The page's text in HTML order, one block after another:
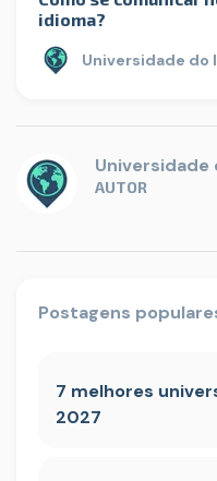
idioma?
Universidade do
AUTOR
Postagens
7 melhores
2027